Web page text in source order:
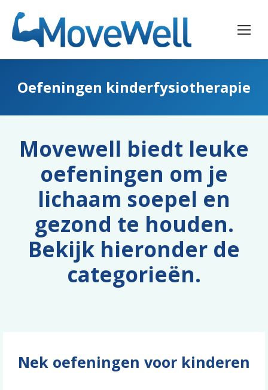
Oefeningen kinderfysiotherapie
Movewell biedt leuke
oefeningen om je
lichaam soepel en
gezond te houden.
Bekijk hieronder de
categorieën.
Nek oefeningen voor kinderen